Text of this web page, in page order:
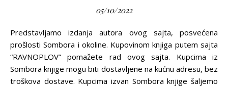
05/10/2022
Predstavljamo izdanja autora ovog sajta, posvećena
prošlosti Sombora i okoline. Kupovinom knjiga putem sajta
“RAVNOPLOV” pomažete rad ovog sajta. Kupcima iz
Sombora knjige mogu biti dostavljene na kućnu adresu, bez
troškova dostave. Kupcima izvan Sombora knjige šaljemo